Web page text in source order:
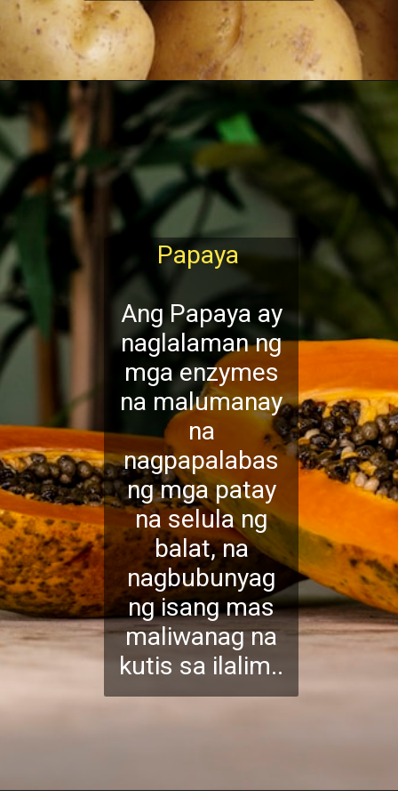
Papaya
Ang Papaya ay
naglalaman ng
mga enzymes
na malumanay
na
nagpapalabas
ng mga patay
na selula ng
balat, na
nagbubunyag
ng isang mas
maliwanag na
kutis sa ilalim..